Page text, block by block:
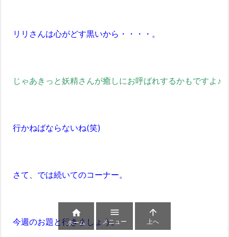
リリさんは心がどす黒いから・・・・。
じゃあきっと妖精さんが癒しにお呼ばれするかもですよ♪
行かねばならないね(笑)
さて、では続いてのコーナー。
今週のお題と行きましょう。

ホーム

メニュー

上へ